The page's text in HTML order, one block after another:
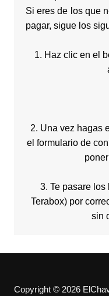
Si eres de los que
pagar, sigue los
1. Haz clic en el
2. Una vez hagas
el formulario de
3. Te pasare
Terabox) por
sin
Copyright © 2026